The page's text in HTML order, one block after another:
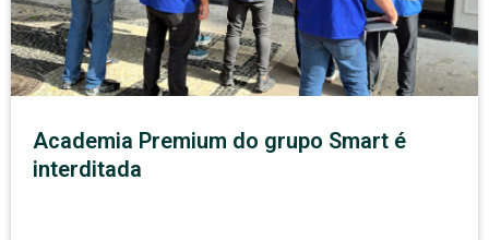
Academia Premium do grupo Smart é
interditada